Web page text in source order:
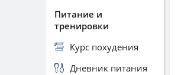
Питание и
тренировки
Курс похудения
Дневник питания